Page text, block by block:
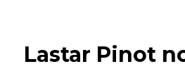
Lastar Pinot